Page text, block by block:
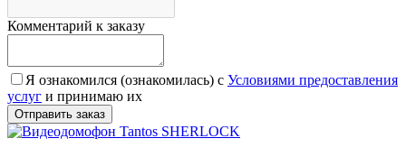
Комментарий к заказу
Я ознакомился (ознакомилась) с Условиями предоставления
услуг и принимаю их